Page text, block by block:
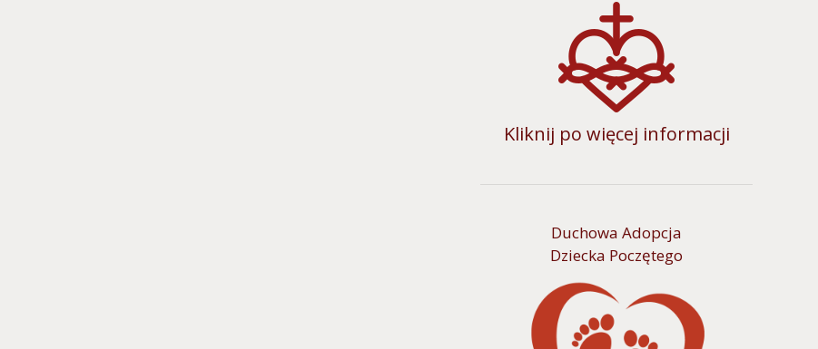
Kliknij po więcej informacji
Duchowa Adopcja
Dziecka Poczętego